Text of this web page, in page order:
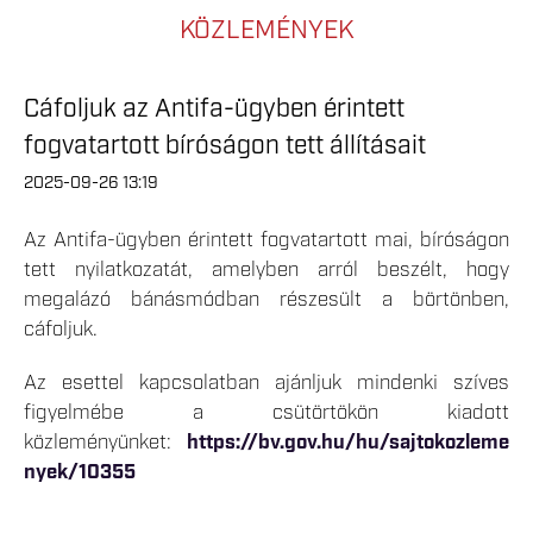
KÖZLEMÉNYEK
Cáfoljuk az Antifa-ügyben érintett
fogvatartott bíróságon tett állításait
2025-09-26 13:19
Az Antifa-ügyben érintett fogvatartott mai, bíróságon
tett nyilatkozatát, amelyben arról beszélt, hogy
megalázó bánásmódban részesült a börtönben,
cáfoljuk.
Az esettel kapcsolatban ajánljuk mindenki szíves
figyelmébe a csütörtökön kiadott
közleményünket: https://bv.gov.hu/hu/sajtokozleme
nyek/10355